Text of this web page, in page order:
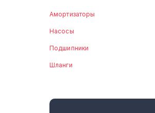
Амортизаторы
Насосы
Подшипники
Шланги